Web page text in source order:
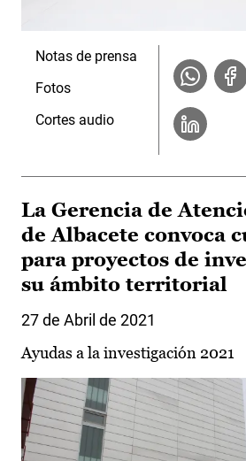
Notas de prensa
Fotos
Cortes audio
La Gerencia de
de Albacete convoca
para proyectos de
su ámbito territorial
27 de Abril de 2021
Ayudas a la investigación 2021